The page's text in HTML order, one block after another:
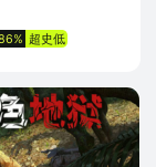
超史低